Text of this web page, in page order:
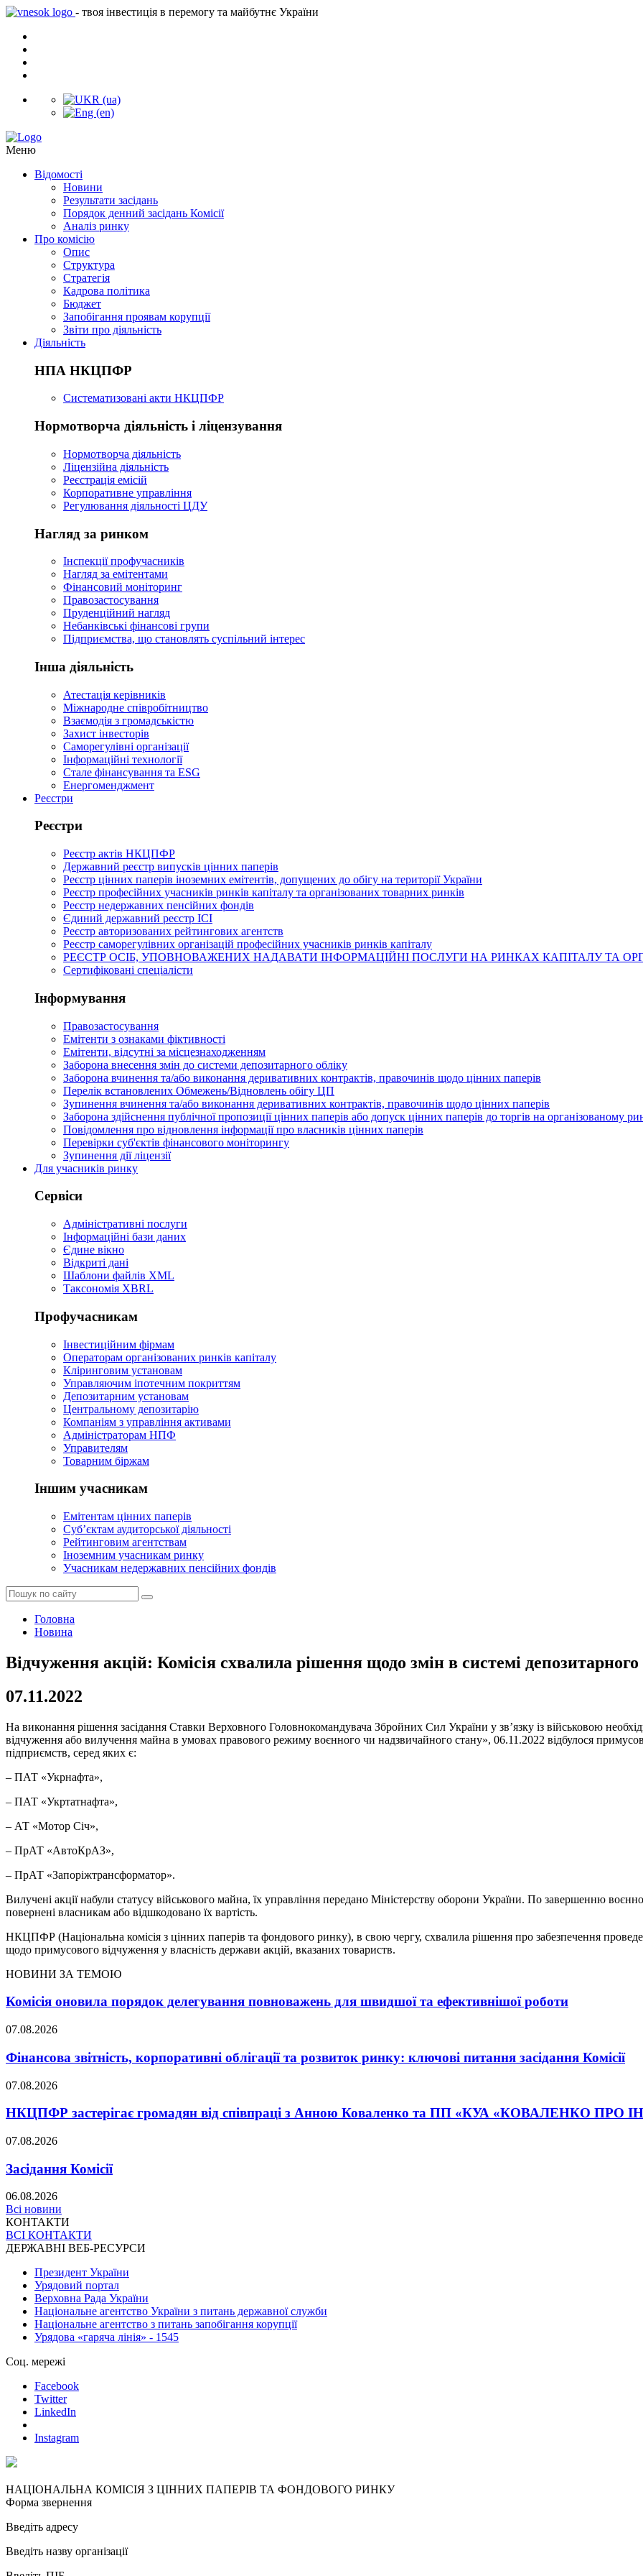
- твоя інвестиція в перемогу та майбутнє України
Меню
Відомості
Новини
Результати засідань
Порядок денний засідань Комісії
Аналіз ринку
Про комісію
Опис
Структура
Стратегія
Кадрова політика
Бюджет
Запобігання проявам корупції
Звіти про діяльність
Діяльність
НПА НКЦПФР
Систематизовані акти НКЦПФР
Нормотворча діяльність і ліцензування
Нормотворча діяльність
Ліцензійна діяльність
Реєстрація емісій
Корпоративне управління
Регулювання діяльності ЦДУ
Нагляд за ринком
Інспекції профучасників
Нагляд за емітентами
Фінансовий моніторинг
Правозастосування
Пруденційний нагляд
Небанківські фінансові групи
Підприємства, що становлять суспільний інтерес
Інша діяльність
Атестація керівників
Міжнародне співробітництво
Взаємодія з громадськістю
Захист інвесторів
Саморегулівні організації
Інформаційні технології
Стале фінансування та ESG
Енергоменджмент
Реєстри
Реєстри
Реєстр актів НКЦПФР
Державний реєстр випусків цінних паперів
Реєстр цінних паперів іноземних емітентів, допущених до обігу на території України
Реєстр професійних учасників ринків капіталу та організованих товарних ринків
Реєстр недержавних пенсійних фондів
Єдиний державний реєстр ІСІ
Реєстр авторизованих рейтингових агентств
Реєстр саморегулівних організацій професійних учасників ринків капіталу
РЕЄСТР ОСІБ, УПОВНОВАЖЕНИХ НАДАВАТИ ІНФОРМАЦІЙНІ ПОСЛУГИ НА РИНКАХ КАПІТАЛУ ТА
Сертифіковані спеціалісти
Інформування
Правозастосування
Емітенти з ознаками фіктивності
Eмітенти, відсутні за місцезнаходженням
Заборона внесення змін до системи депозитарного обліку
Заборона вчинення та/або виконання деривативних контрактів, правочинів щодо цінних паперів
Перелік встановлених Обмежень/Відновлень обігу ЦП
Зупинення вчинення та/або виконання деривативних контрактів, правочинів щодо цінних паперів
Заборона здійснення публічної пропозиції цінних паперів або допуск цінних паперів до торгів на організованому
Повідомлення про відновлення інформації про власників цінних паперів
Перевірки суб'єктів фінансового моніторингу
Зупинення дії ліцензії
Для учасників ринку
Сервіси
Адміністративні послуги
Інформаційні бази даних
Єдине вікно
Відкриті дані
Шаблони файлів XML
Таксономія XBRL
Профучасникам
Інвестиційним фірмам
Операторам організованих ринків капіталу
Кліринговим установам
Управляючим іпотечним покриттям
Депозитарним установам
Центральному депозитарію
Компаніям з управління активами
Адміністраторам НПФ
Управителям
Товарним біржам
Іншим учасникам
Емітентам цінних паперів
Суб’єктам аудиторської діяльності
Рейтинговим агентствам
Іноземним учасникам ринку
Учасникам недержавних пенсійних фондів
Головна
Новина
Відчуження акцій: Комісія схвалила рішення щодо змін в системі депозитарного
07.11.2022
На виконання рішення засідання Ставки Верховного Головнокомандувача Збройних Сил України у зв’язку із військовою
відчуження або вилучення майна в умовах правового режиму воєнного чи надзвичайного стану», 06.11.2022 відбулося
підприємств, серед яких є:
– ПАТ «Укрнафта»,
– ПАТ «Укртатнафта»,
– АТ «Мотор Січ»,
– ПрАТ «АвтоКрАЗ»,
– ПрАТ «Запоріжтрансформатор».
Вилучені акції набули статусу військового майна, їх управління передано Міністерству оборони України. По завершенню
повернені власникам або відшкодовано їх вартість.
НКЦПФР (Національна комісія з цінних паперів та фондового ринку), в свою чергу, схвалила рішення про забезпечення
щодо примусового відчуження у власність держави акцій, вказаних товариств.
НОВИНИ ЗА ТЕМОЮ
Комісія оновила порядок делегування повноважень для швидшої та ефективнішої роботи
07.08.2026
Фінансова звітність, корпоративні облігації та розвиток ринку: ключові питання засідання Комісії
07.08.2026
НКЦПФР застерігає громадян від співпраці з Анною Коваленко та ПП «КУА «КОВАЛЕНКО ПРО
07.08.2026
Засідання Комісії
06.08.2026
Всі новини
КОНТАКТИ
ВСІ КОНТАКТИ
ДЕРЖАВНІ ВЕБ-РЕСУРСИ
Президент України
Урядовий портал
Верховна Рада України
Національне агентство України з питань державної служби
Національне агентство з питань запобігання корупції
Урядова «гаряча лінія» - 1545
Соц. мережі
Facebook
Twitter
LinkedIn
Instagram
НАЦІОНАЛЬНА КОМІСІЯ З ЦІННИХ ПАПЕРІВ ТА ФОНДОВОГО РИНКУ
Форма звернення
Введіть адресу
Введіть назву організації